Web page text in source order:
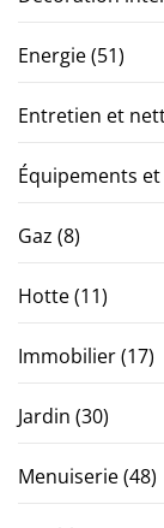
Energie(51)
Entretien et
Équipements
Gaz (8)
Hotte(11)
Immobilier(17)
Jardin (30)
Menuiserie(48)